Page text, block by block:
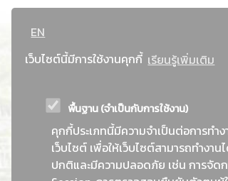
EN
เว็บไซต์นี้มีการใช้งานคุกกี้ เรียนรู้เพิ่มเติม
พื้นฐาน (จำเป็นกับการใช้งาน)
คุกกี้ประเภทนี้มีความจำเป็นต่อการทำ
เว็บไซต์ เพื่อให้เว็บไซต์สามารถทำงาน
ปกติและมีความปลอดภัย เช่น การจัด
ที่อยู่ : 184 ถนนพระรามที่ 4 แข
กรุงเทพมหานคร 10110 ติดต่อ
ประเทศไทย Call center
การยาสูบแห่งประเทศไทย พระน